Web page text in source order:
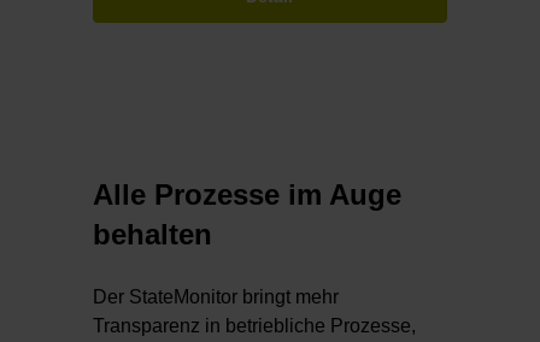
Alle Prozesse im Auge
behalten
Der StateMonitor bringt mehr
Transparenz in betriebliche Prozesse,